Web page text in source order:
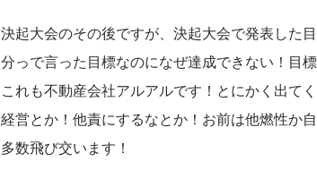
決起大会のその後ですが、決起大会で発表した
分っで言った目標なのになぜ達成できない！目
これも不動産会社アルアルです！とにかく出
経営とか！他責にするなとか！お前は他燃性か
多数飛び交います！